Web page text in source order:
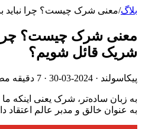
بلاگ/معنی شرک چیست؟ چرا نباید
معنی شرک چیست؟ چرا
شریک قائل شویم؟
پیکاسولند · 2024-03-30 · 7 دقیقه مطالعه
به زبان ساده‌تر، شرک یعنی اینکه
به عنوان خالق و مدبر عالم اعتقاد